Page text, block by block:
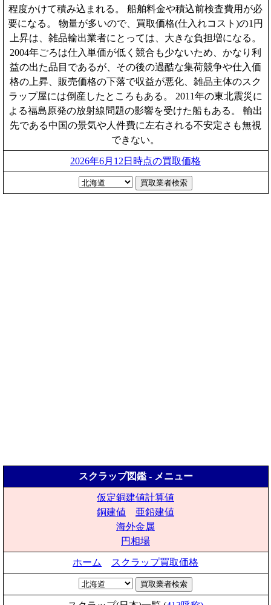
程度かけて積み込まれる。 船舶料金や積込前検査費用が必
要になる。 物量が多いので、買取価格(仕入れコスト)の1円
上昇は、雑品輸出業者にとっては、大きな負担増になる。
2004年ごろは仕入単価が低く競合も少ないため、かなり利
益の出た品目であるが、その後の過酷な集荷競争や仕入価
格の上昇、販売価格の下落で収益が悪化、雑品主体のスク
ラップ屋には倒産したところもある。 2011年の東北震災に
よる福島原発の放射線問題の影響を受けた船もある。 輸出
先である中国の景気や人件費に左右される不安定さも無視
できない。
2026年6月12日時点の買取価格
スクラップ図鑑 - メニュー
仮定銅建値計算値
銅建値
亜鉛建値
海外金属
円相場
ホーム スクラップ買取価格